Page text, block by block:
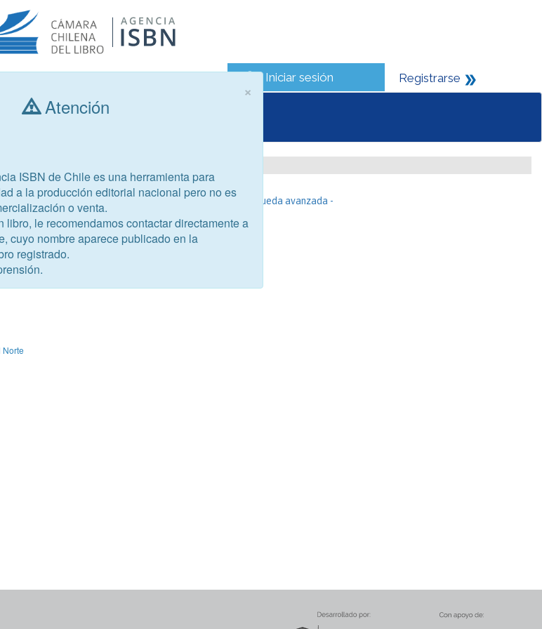
Iniciar sesión Registrarse
libros
- Búsqueda avanzada -
de
×
Atención
ISBN de Chile es una herramienta para
a la producción editorial nacional pero no es
o venta.
libro, le recomendamos contactar directamente a
cuyo nombre aparece publicado en la
registrado.